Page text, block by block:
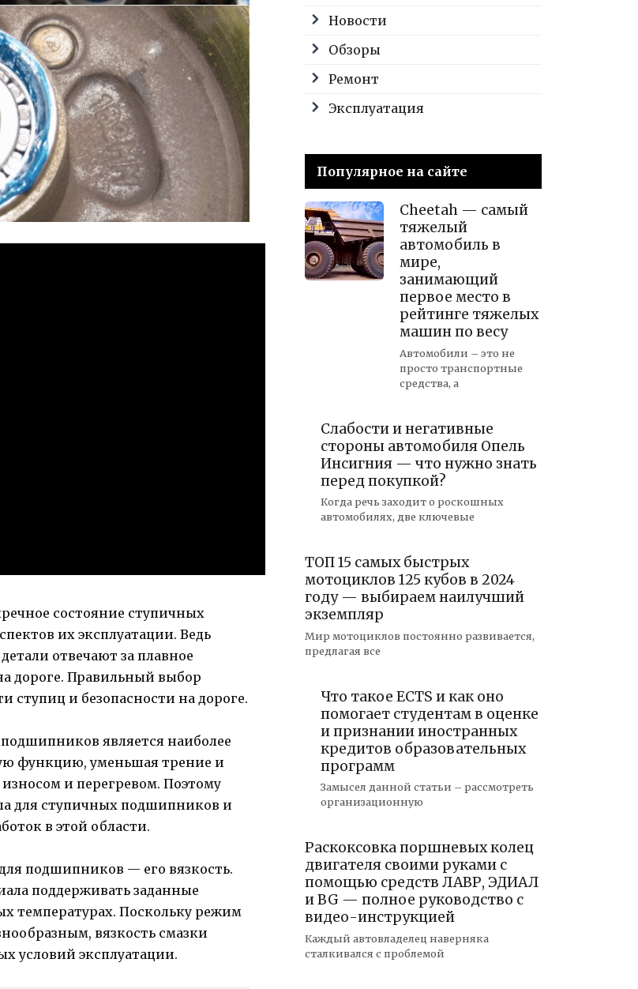
состояние ступичных
их эксплуатации. Ведь
отвечают за плавное
дороге. Правильный выбор
ступиц и безопасности на дороге.
является наиболее
функцию, уменьшая трение и
и перегревом. Поэтому
для ступичных подшипников и
в этой области.
подшипников — его вязкость.
поддерживать заданные
температурах. Поскольку режим
вязкость смазки
условий эксплуатации.
Новости
Обзоры
Ремонт
Эксплуатация
Популярное на сайте
Cheetah — самый
тяжелый
автомобиль в
мире,
занимающий
первое место в
рейтинге тяжелых
машин по весу
Автомобили – это не
просто транспортные
средства, а
Слабости и негативные
стороны автомобиля Опель
Инсигния — что нужно знать
перед покупкой?
Когда речь заходит о роскошных
автомобилях, две ключевые
ТОП 15 самых быстрых
мотоциклов 125 кубов в 2024
году — выбираем наилучший
экземпляр
Мир мотоциклов постоянно развивается,
предлагая все
Что такое ECTS и как оно
помогает студентам в оценке
и признании иностранных
кредитов образовательных
программ
Замысел данной статьи – рассмотреть
организационную
Раскоксовка поршневых колец
двигателя своими руками с
помощью средств ЛАВР, ЭДИАЛ
и BG — полное руководство с
видео-инструкцией
Каждый автовладелец наверняка
сталкивался с проблемой